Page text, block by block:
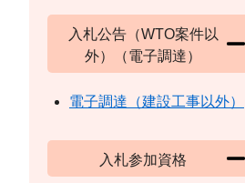
入札公告（WTO案件以
外）（電子調達）
電子調達（建設工事以外）
入札参加資格